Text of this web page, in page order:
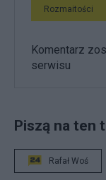
Rozmaitości
Komentarz
serwisu
Piszą na ten
Rafał Woś